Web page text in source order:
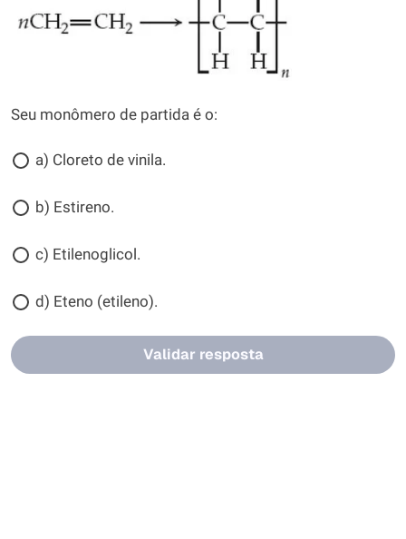
Seu monômero de partida é o:
a) Cloreto de vinila.
b) Estireno.
c) Etilenoglicol.
d) Eteno (etileno).
Validar resposta